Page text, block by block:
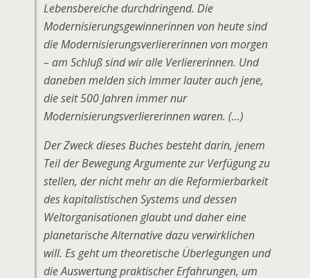
Lebensbereiche durchdringend. Die
Modernisierungsgewinnerinnen von heute sind
die Modernisierungsverliererinnen von morgen
– am Schluß sind wir alle Verliererinnen. Und
daneben melden sich immer lauter auch jene,
die seit 500 Jahren immer nur
Modernisierungsverliererinnen waren. (…)
Der Zweck dieses Buches besteht darin, jenem
Teil der Bewegung Argumente zur Verfügung zu
stellen, der nicht mehr an die Reformierbarkeit
des kapitalistischen Systems und dessen
Weltorganisationen glaubt und daher eine
planetarische Alternative dazu verwirklichen
will. Es geht um theoretische Überlegungen und
die Auswertung praktischer Erfahrungen, um